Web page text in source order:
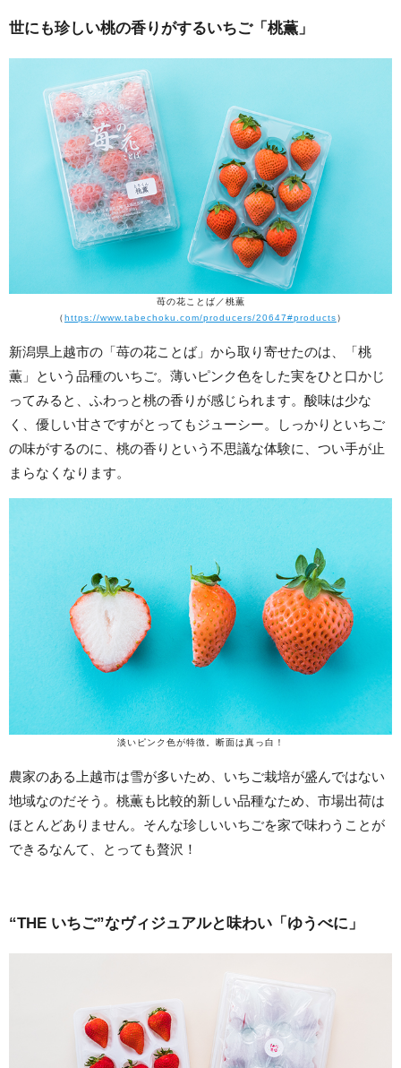
世にも珍しい桃の香りがするいちご「桃薫」
苺の花ことば／桃薫
（ https://www.tabechoku.com/producers/20647#products）
新潟県上越市の「苺の花ことば」から取り寄せたのは、「桃
薫」という品種のいちご。薄いピンク色をした実をひと口かじ
ってみると、ふわっと桃の香りが感じられます。酸味は少な
く、優しい甘さですがとってもジューシー。しっかりといちご
の味がするのに、桃の香りという不思議な体験に、つい手が止
まらなくなります。
淡いピンク色が特徴。断面は真っ白！
農家のある上越市は雪が多いため、いちご栽培が盛んではない
地域なのだそう。桃薫も比較的新しい品種なため、市場出荷は
ほとんどありません。そんな珍しいいちごを家で味わうことが
できるなんて、とっても贅沢！
“THE いちご”なヴィジュアルと味わい「ゆうべに」